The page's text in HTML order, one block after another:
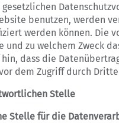
benutzen, werden
werden können. Die
und zu welchem Zweck
dass die
dem Zugriff durch
Stelle
Stelle für die